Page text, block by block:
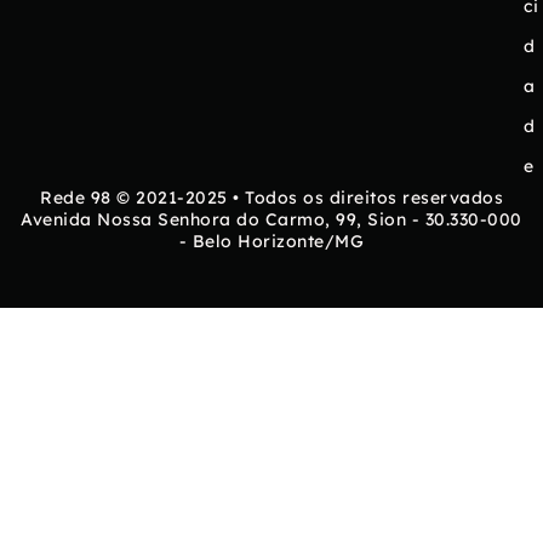
ci
d
a
d
e
Rede 98 © 2021-2025 • Todos os direitos reservados
Avenida Nossa Senhora do Carmo, 99, Sion - 30.330-000
- Belo Horizonte/MG